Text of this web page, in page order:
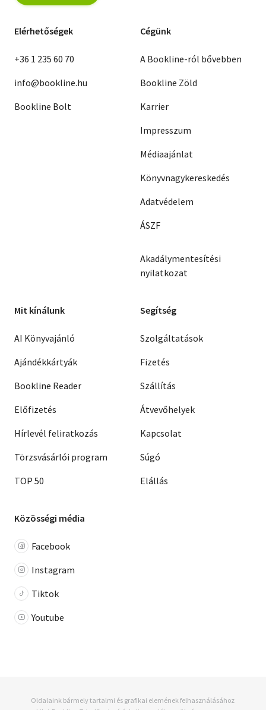
Elérhetőségek
+36 1 235 60 70
info@bookline.hu
Bookline Bolt
Cégünk
A Bookline-ról bővebben
Bookline Zöld
Karrier
Impresszum
Médiaajánlat
Könyvnagykereskedés
Adatvédelem
ÁSZF
Akadálymentesítési
nyilatkozat
Mit kínálunk
AI Könyvajánló
Ajándékkártyák
Bookline Reader
Előfizetés
Hírlevél feliratkozás
Törzsvásárlói program
TOP 50
Segítség
Szolgáltatások
Fizetés
Szállítás
Átvevőhelyek
Kapcsolat
Súgó
Elállás
Közösségi média
Facebook
Instagram
Tiktok
Youtube
Oldalaink bármely tartalmi és grafikai elemének felhasználásához